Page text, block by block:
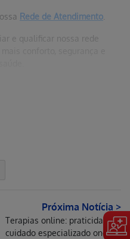
Rede de Atendimento
e qualificar nossa rede
Próxima Notícia >
Terapias online: praticidade e
cuidado especializado onde